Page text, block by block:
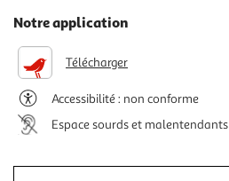
Notre application
Télécharger
Accessibilité : non conforme
Espace sourds et malentendants